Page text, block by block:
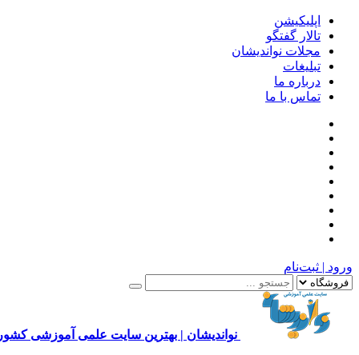
اپلیکیشن
تالار گفتگو
مجلات نواندیشان
تبلیغات
درباره ما
تماس با ما
ورود | ثبت‌نام
نواندیشان | بهترین سایت علمی آموزشی کشور